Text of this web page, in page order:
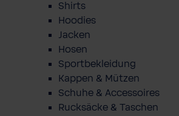
Shirts
Hoodies
Jacken
Hosen
Sportbekleidung
Kappen & Mützen
Schuhe & Accessoires
Rucksäcke & Taschen